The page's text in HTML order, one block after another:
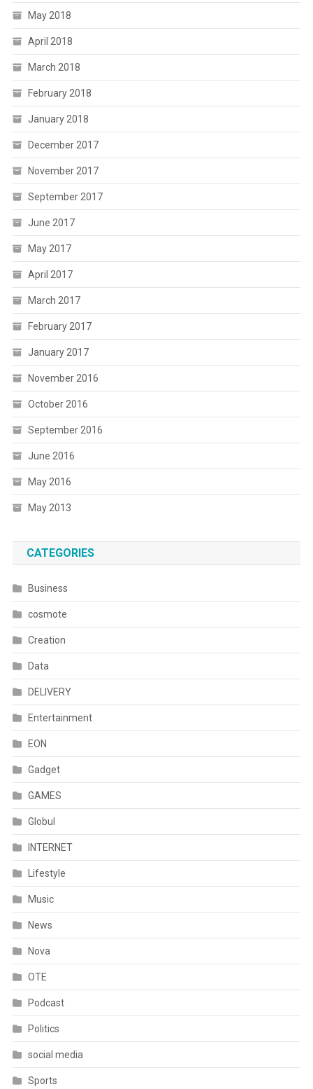
May 2018
April 2018
March 2018
February 2018
January 2018
December 2017
November 2017
September 2017
June 2017
May 2017
April 2017
March 2017
February 2017
January 2017
November 2016
October 2016
September 2016
June 2016
May 2016
May 2013
CATEGORIES
Business
cosmote
Creation
Data
DELIVERY
Entertainment
EON
Gadget
GAMES
Globul
INTERNET
Lifestyle
Music
News
Nova
OTE
Podcast
Politics
social media
Sports